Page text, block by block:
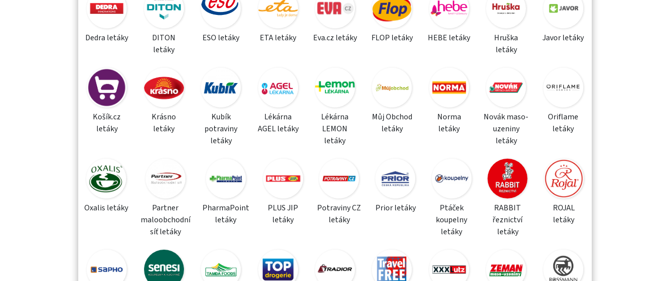
Dedra letáky
DITON
letáky
ESO letáky ETA letáky Eva.cz letáky FLOP letáky HEBE letáky
Hruška
letáky
Javor letáky
Košík.cz
letáky
Krásno
letáky
Kubík
potraviny
letáky
Lékárna
AGEL letáky
Lékárna
LEMON
letáky
Můj Obchod
letáky
Norma
letáky
Novák maso-
uzeniny
letáky
Oriflame
letáky
Oxalis letáky
Partner
maloobchodní
síť letáky
PharmaPoint
letáky
PLUS JIP
letáky
Potraviny CZ
letáky
Prior letáky
Ptáček
koupelny
letáky
RABBIT
řeznictví
letáky
ROJAL
letáky